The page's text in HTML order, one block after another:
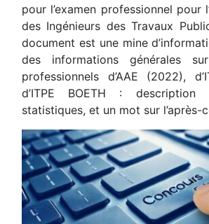
pour l’examen professionnel pour
des Ingénieurs des Travaux
document est une mine
des informations générales
professionnels d’AAE (2022),
d’ITPE BOETH : description
statistiques, et un mot sur l’après-